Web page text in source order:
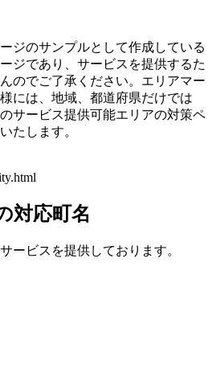
ジのサンプルとして作成している
ジであり、サービスを提供するた
のでご了承ください。エリアマー
には、地域、都道府県だけでは
サービス提供可能エリアの対策ペ
たします。
対応町名
ービスを提供しております。